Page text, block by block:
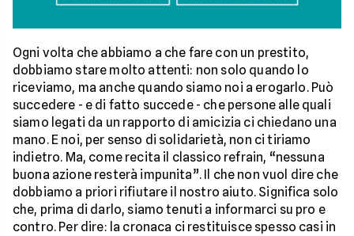
Ogni volta che abbiamo a che fare con un prestito,
dobbiamo stare molto attenti: non solo quando lo
riceviamo, ma anche quando siamo noi a erogarlo. Può
succedere - e di fatto succede - che persone alle quali
siamo legati da un rapporto di amicizia ci chiedano una
mano. E noi, per senso di solidarietà, non ci tiriamo
indietro. Ma, come recita il classico refrain, “nessuna
buona azione resterà impunita”. Il che non vuol dire che
dobbiamo a priori rifiutare il nostro aiuto. Significa solo
che, prima di darlo, siamo tenuti a informarci su pro e
contro. Per dire: la cronaca ci restituisce spesso casi in